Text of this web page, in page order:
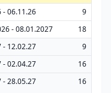
- 06.11.26
9
- 08.01.2027
18
- 12.02.27
9
- 02.04.27
16
- 28.05.27 16